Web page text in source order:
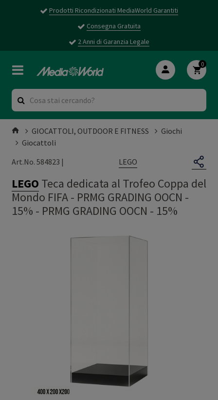
Prodotti Ricondizionati MediaWorld Garantiti
Consegna Gratuita
2 Anni di Garanzia Legale
0
GIOCATTOLI, OUTDOOR E FITNESS
Giochi
Giocattoli
Art.No. 584823 |
LEGO
LEGO Teca dedicata al Trofeo Coppa del
Mondo FIFA - PRMG GRADING OOCN -
15% - PRMG GRADING OOCN - 15%